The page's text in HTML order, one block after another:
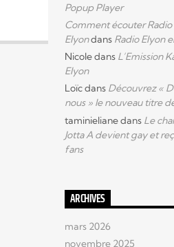
Popup Player
Comment écouter Radio
Elyondans Radio Elyon
Nicoledans L’Emission
Elyon
Loïcdans Découvrez «
nous » le nouveau titre
taminielianedans Le
Jotta A devient gay et
fans
ARCHIVES
mars 2026
novembre 2025